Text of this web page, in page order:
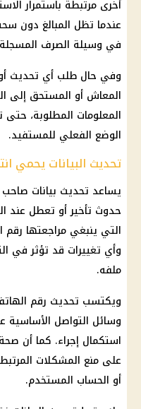
أخرى مرتبطة باستمرار
عندما تظل المبالغ دون
في وسيلة الصرف
وفي حال طلب أي تحديث أو
المعاش أو المستحق إلى
المعلومات المطلوبة،
الوضع الفعلي للمستفيد.
تحديث البيانات يحمي
يساعد تحديث بيانات
حدوث تأخير أو تعطل عند
التي ينبغي مراجعتها رقم
وأي تغييرات قد تؤثر في
ملفه.
ويكتسب تحديث رقم
وسائل التواصل الأساسية
استكمال إجراء. كما أن
على منع المشكلات
أو الحساب المستخدم.